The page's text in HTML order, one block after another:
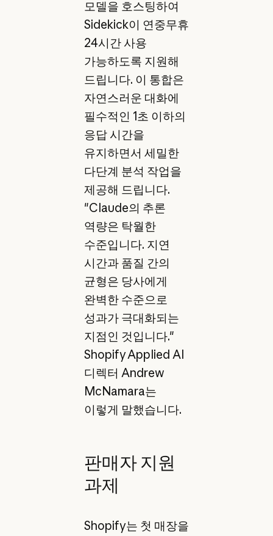
모델을 호스팅하여
Sidekick이 연중무휴
24시간 사용
가능하도록 지원해
드립니다. 이 통합은
자연스러운 대화에
필수적인 1초 이하의
응답 시간을
유지하면서 세밀한
다단계 분석 작업을
제공해 드립니다.
"Claude의 추론
역량은 탁월한
수준입니다. 지연
시간과 품질 간의
균형은 당사에게
완벽한 수준으로
성과가 극대화되는
지점인 것입니다."
Shopify Applied AI
디렉터 Andrew
McNamara는
이렇게 말했습니다.
판매자 지원
과제
Shopify는 첫 매장을